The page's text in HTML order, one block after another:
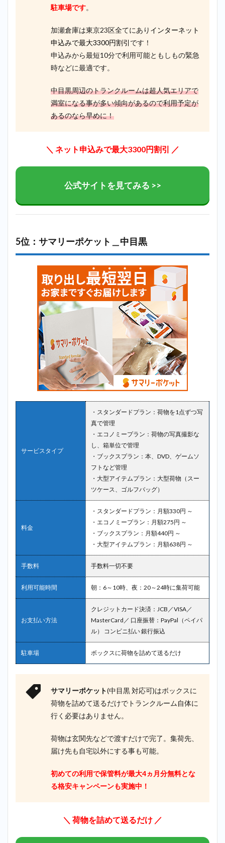
駐車場です。
加瀬倉庫は東京23区全てにあり インターネット
申込みで最大3300円割引 です！
申込みから最短10分で利用可能ともしもの緊急
時などに最適です。
中目黒周辺のトランクルームは超人気エリアで
満室になる事が多い傾向があるので利用予定が
あるのなら早めに！
＼ ネット申込みで最大3300円割引 ／
公式サイトを見てみる >>
5位：サマリーポケット＿中目黒
サービスタイプ
・スタンダードプラン：荷物を1点ずつ写
真で管理
・エコノミープラン：荷物の写真撮影な
し、箱単位で管理
・ブックスプラン：本、DVD、ゲームソ
フトなど管理
・大型アイテムプラン：大型荷物（スー
ツケース、ゴルフバッグ）
料金
・スタンダードプラン：月額330円 ～
・エコノミープラン：月額275円 ～
・ブックスプラン：月額440円 ～
・大型アイテムプラン：月額638円 ～
手数料 手数料一切不要
利用可能時間 朝：6～10時、夜：20～24時に集荷可能
お支払い方法
クレジットカード決済：JCB／VISA／
MasterCard／ 口座振替：PayPal（ペイパ
ル） コンビニ払い 銀行振込
駐車場 ボックスに荷物を詰めて送るだけ
サマリーポケット(中目黒 対応可)はボックスに
荷物を詰めて送るだけでトランクルーム自体に
行く必要はありません。
荷物は玄関先などで渡すだけで完了。集荷先、
届け先も自宅以外にする事も可能。
初めての利用で保管料が最大4ヵ月分無料とな
る格安キャンペーンも実施中！
＼ 荷物を詰めて送るだけ ／